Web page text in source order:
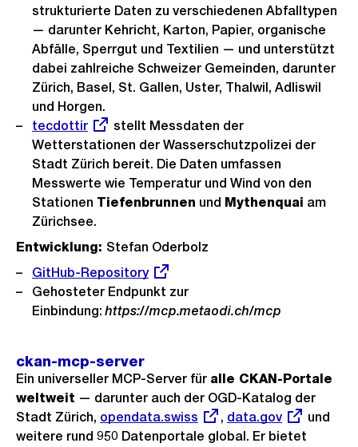
strukturierte Daten zu verschiedenen Abfalltypen
— darunter Kehricht, Karton, Papier, organische
Abfälle, Sperrgut und Textilien — und unterstützt
dabei zahlreiche Schweizer Gemeinden, darunter
Zürich, Basel, St. Gallen, Uster, Thalwil, Adliswil
und Horgen.
Externer
Link:
tecdottir
stellt Messdaten der
Wetterstationen der Wasserschutzpolizei der
Stadt Zürich bereit. Die Daten umfassen
Messwerte wie Temperatur und Wind von den
Stationen Tiefenbrunnen und Mythenquai am
Zürichsee.
Entwicklung: Stefan Oderbolz
Externer
Link:
GitHub-Repository
Gehosteter Endpunkt zur
Einbindung:https://mcp.metaodi.ch/mcp
ckan-mcp-server
Ein universeller MCP-Server für alle CKAN-Portale
weltweit — darunter auch der OGD-Katalog der
Stadt Zürich, Externer
Link:
opendata.swiss , Externer
Link:
data.gov
und
weitere rund 950 Datenportale global. Er bietet